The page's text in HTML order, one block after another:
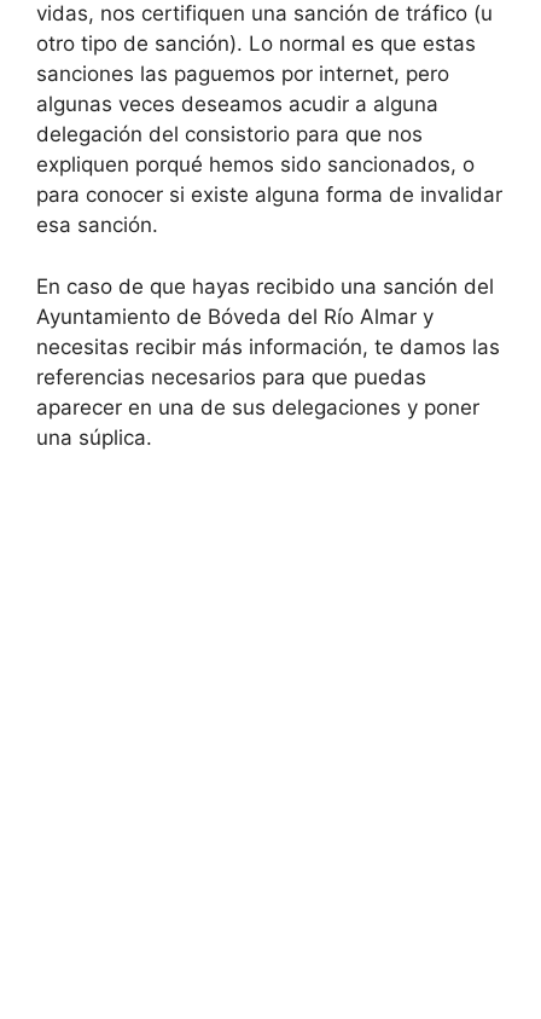
vidas, nos certifiquen una sanción de tráfico (u
otro tipo de sanción). Lo normal es que estas
sanciones las paguemos por internet, pero
algunas veces deseamos acudir a alguna
delegación del consistorio para que nos
expliquen porqué hemos sido sancionados, o
para conocer si existe alguna forma de invalidar
esa sanción.
En caso de que hayas recibido una sanción del
Ayuntamiento de Bóveda del Río Almar y
necesitas recibir más información, te damos las
referencias necesarios para que puedas
aparecer en una de sus delegaciones y poner
una súplica.